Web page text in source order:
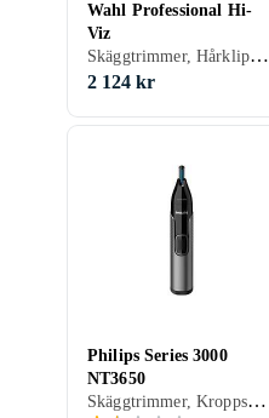
Wahl Professional Hi-
Viz
Skäggtrimmer, Hårklippare, Batteridrift,
2 124 kr
Philips Series 3000
NT3650
Skäggtrimmer, Kroppshår, Nästrimmer & örontrimmer, Hårklippare, Ögonbrynstrimmer, Batteridrift, För våt och torr användning, Gummerad greppyta, Vattentålig, Vattentät, Oljefri underhåll